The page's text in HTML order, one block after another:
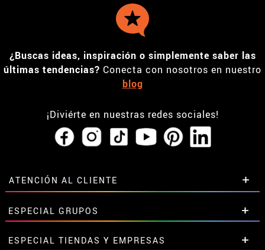
¿Buscas ideas, inspiración o simplemente saber las
últimas tendencias? Conecta con nosotros en nuestro
blog
¡Diviérte en nuestras redes sociales!
ATENCIÓN AL CLIENTE
• Horario tienda IBI
•Descuento estudiantes
• Sobre nosotros
ESPECIAL GRUPOS
Descuentos especiales para grupos.
ESPECIAL TIENDAS Y EMPRESAS